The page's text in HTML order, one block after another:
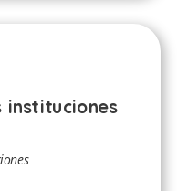
instituciones